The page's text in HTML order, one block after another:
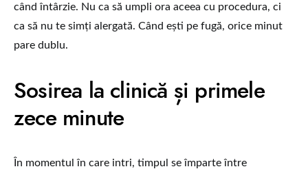
când întârzie. Nu ca să umpli ora aceea cu procedura, ci
ca să nu te simți alergată. Când ești pe fugă, orice minut
pare dublu.
Sosirea la clinică și primele
zece minute
În momentul în care intri, timpul se împarte între